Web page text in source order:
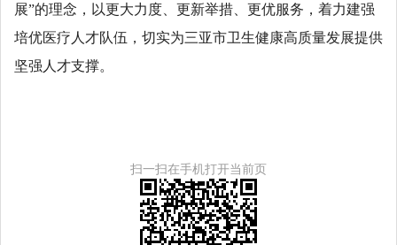
展”的理念，以更大力度、更新举措、更优服务，着力建强
培优医疗人才队伍，切实为三亚市卫生健康高质量发展提供
坚强人才支撑。
扫一扫在手机打开当前页